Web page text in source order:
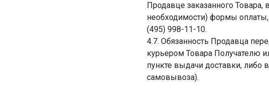
Продавце заказанного Товара,
необходимости) формы оплаты,
(495) 998-11-10.
4.7. Обязанность Продавца
курьером Товара Получателю
пункте выдачи доставки, либо
самовывоза).